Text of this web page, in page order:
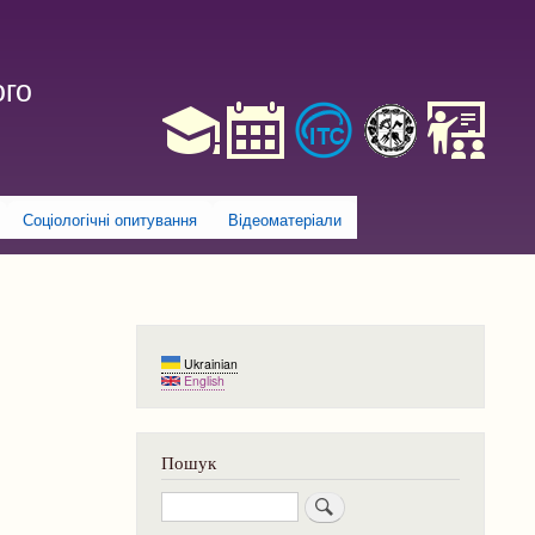
Соціологічні опитування Відеоматеріали
Ukrainian
English
Пошук
Пошук